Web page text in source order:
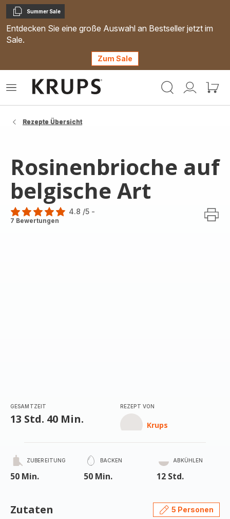
Kopieren
Summer Sale
Entdecken Sie eine große Auswahl an Bestseller jetzt im
Sale.
Zum Sale
Mein
Mein
Das
Rezepte Übersicht
Rosinenbrioche auf
belgische Art
ratings.4.8
4.8 /5 -
7 Bewertungen
GESAMTZEIT
13 Std. 40 Min.
REZEPT VON
Krups
ZUBEREITUNG
50 Min.
BACKEN
50 Min.
ABKÜHLEN
12 Std.
Zutaten 5 Personen